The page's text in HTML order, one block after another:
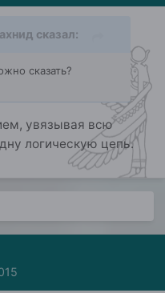
сказал:
сказать?
увязывая всю
логическую цепь.